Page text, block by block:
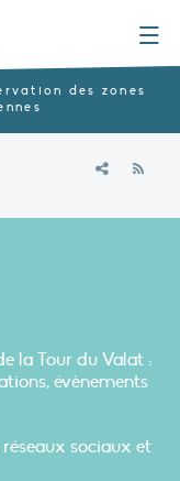
des zones
la Tour du Valat :
évènements
réseaux sociaux et